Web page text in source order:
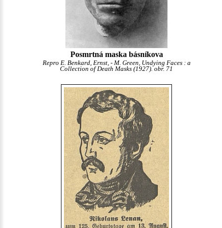
Posmrtná maska básníkova
Repro E. Benkard, Ernst, - M. Green, Undying Faces : a
Collection of Death Masks (1927). obr. 71